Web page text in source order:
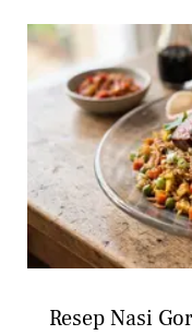
Resep Nasi